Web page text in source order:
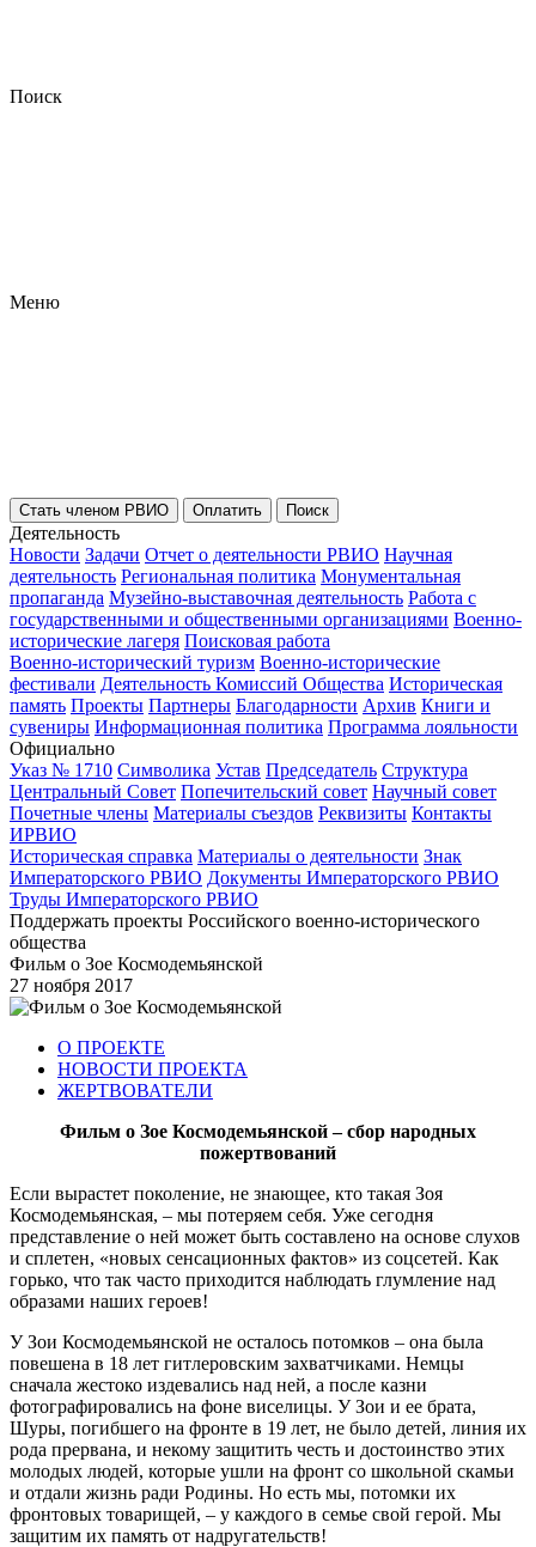
Поиск
Меню
Стать членом РВИО Оплатить Поиск
Деятельность
Новости Задачи Отчет о деятельности РВИО Научная
деятельность Региональная политика Монументальная
пропаганда Музейно-выставочная деятельность Работа с
государственными и общественными организациями Военно-
исторические лагеря Поисковая работа
Военно-исторический туризм Военно-исторические
фестивали Деятельность Комиссий Общества Историческая
память Проекты Партнеры Благодарности Архив Книги и
сувениры Информационная политика Программа лояльности
Официально
Указ № 1710 Символика Устав Председатель Структура
Центральный Совет Попечительский совет Научный совет
Почетные члены Материалы съездов Реквизиты Контакты
ИРВИО
Историческая справка Материалы о деятельности Знак
Императорского РВИО Документы Императорского РВИО
Труды Императорского РВИО
Поддержать проекты Российского военно-исторического
общества
Фильм о Зое Космодемьянской
27 ноября 2017
О ПРОЕКТЕ
НОВОСТИ ПРОЕКТА
ЖЕРТВОВАТЕЛИ
Фильм о Зое Космодемьянской – сбор народных
пожертвований
Если вырастет поколение, не знающее, кто такая Зоя
Космодемьянская, – мы потеряем себя. Уже сегодня
представление о ней может быть составлено на основе слухов
и сплетен, «новых сенсационных фактов» из соцсетей. Как
горько, что так часто приходится наблюдать глумление над
образами наших героев!
У Зои Космодемьянской не осталось потомков – она была
повешена в 18 лет гитлеровским захватчиками. Немцы
сначала жестоко издевались над ней, а после казни
фотографировались на фоне виселицы. У Зои и ее брата,
Шуры, погибшего на фронте в 19 лет, не было детей, линия их
рода прервана, и некому защитить честь и достоинство этих
молодых людей, которые ушли на фронт со школьной скамьи
и отдали жизнь ради Родины. Но есть мы, потомки их
фронтовых товарищей, – у каждого в семье свой герой. Мы
защитим их память от надругательств!